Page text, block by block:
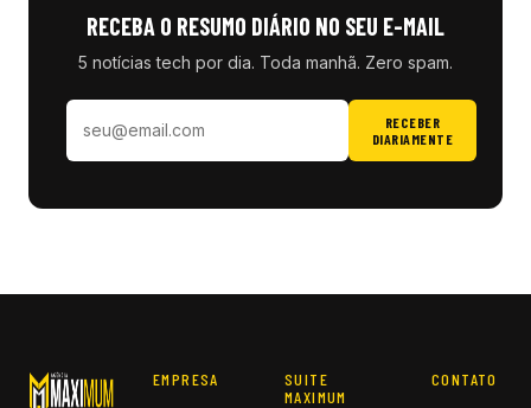
RECEBA O RESUMO DIÁRIO NO SEU E-MAIL
5 notícias tech por dia. Toda manhã. Zero spam.
RECEBER
DIARIAMENTE
EMPRESA
SUITE
MAXIMUM
CONTATO